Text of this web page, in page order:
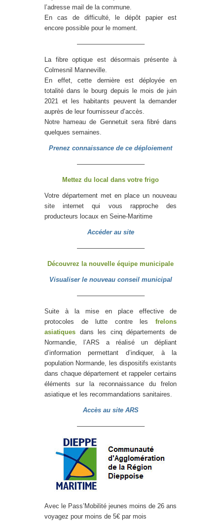
l’adresse mail de la commune.
En cas de difficulté, le dépôt papier est
encore possible pour le moment.
——————————–
La fibre optique est désormais présente à
Colmesnil Manneville.
En effet, cette dernière est déployée en
totalité dans le bourg depuis le mois de juin
2021 et les habitants peuvent la demander
auprès de leur fournisseur d’accès.
Notre hameau de Gennetuit sera fibré dans
quelques semaines.
Prenez connaissance de ce déploiement
——————————–
Mettez du local dans votre frigo
Votre département met en place un nouveau
site internet qui vous rapproche des
producteurs locaux en Seine-Maritime
Accéder au site
——————————–
Découvrez la nouvelle équipe municipale
Visualiser le nouveau conseil municipal
——————————–
Suite à la mise en place effective de
protocoles de lutte contre les frelons
asiatiques dans les cinq départements de
Normandie, l’ARS a réalisé un dépliant
d’information permettant d’indiquer, à la
population Normande, les dispositifs existants
dans chaque département et rappeler certains
éléments sur la reconnaissance du frelon
asiatique et les recommandations sanitaires.
Accès au site ARS
——————————–
Avec le Pass’Mobilité jeunes moins de 26 ans
voyagez pour moins de 5€ par mois